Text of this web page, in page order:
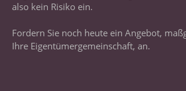
also kein Risiko ein.
Fordern Sie noch heute ein Angebot,
Ihre Eigentümergemeinschaft, an.